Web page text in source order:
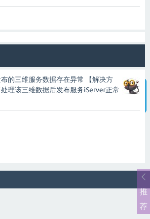
布的三维服务数据存在异常 【解决方
理该三维数据后发布服务iServer正常